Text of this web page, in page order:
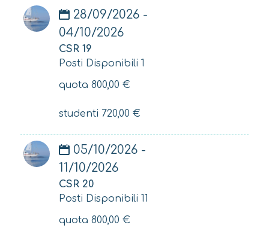
28/09/2026 -
04/10/2026
CSR 19
Posti Disponibili 1
quota 800,00 €
studenti 720,00 €
05/10/2026 -
11/10/2026
CSR 20
Posti Disponibili 11
quota 800,00 €